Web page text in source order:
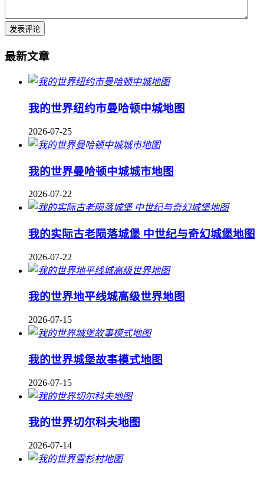
最新文章
我的世界纽约市曼哈顿中城地图
2026-07-25
我的世界曼哈顿中城城市地图
2026-07-22
我的实际古老陨落城堡 中世纪与奇幻城堡地图
2026-07-22
我的世界地平线城高级世界地图
2026-07-15
我的世界城堡故事模式地图
2026-07-15
我的世界切尔科夫地图
2026-07-14